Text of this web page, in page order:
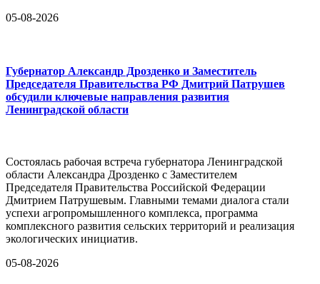
05-08-2026
Губернатор Александр Дрозденко и Заместитель
Председателя Правительства РФ Дмитрий Патрушев
обсудили ключевые направления развития
Ленинградской области
Состоялась рабочая встреча губернатора Ленинградской
области Александра Дрозденко с Заместителем
Председателя Правительства Российской Федерации
Дмитрием Патрушевым. Главными темами диалога стали
успехи агропромышленного комплекса, программа
комплексного развития сельских территорий и реализация
экологических инициатив.
05-08-2026